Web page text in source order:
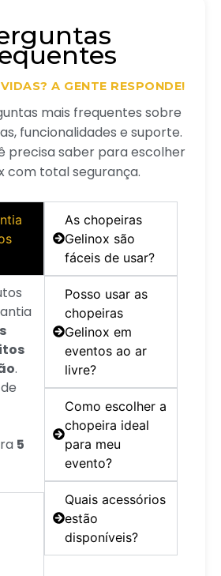
A GENTE RESPONDE!
mais frequentes sobre
funcionalidades e suporte.
precisa saber para escolher
com total segurança.
.
5
As chopeiras
Gelinox são
fáceis de usar?
Posso usar as
chopeiras
Gelinox em
eventos ao ar
livre?
Como escolher a
chopeira ideal
para meu
evento?
Quais acessórios
estão
disponíveis?